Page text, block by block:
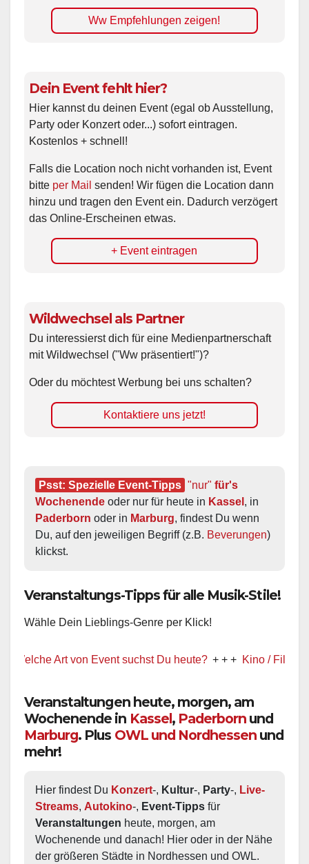
Ww Empfehlungen zeigen!
Dein Event fehlt hier?
Hier kannst du deinen Event (egal ob Ausstellung,
Party oder Konzert oder...) sofort eintragen.
Kostenlos + schnell!
Falls die Location noch nicht vorhanden ist, Event
bitte per Mail senden! Wir fügen die Location dann
hinzu und tragen den Event ein. Dadurch verzögert
das Online-Erscheinen etwas.
+ Event eintragen
Wildwechsel als Partner
Du interessierst dich für eine Medienpartnerschaft
mit Wildwechsel ("Ww präsentiert!")?
Oder du möchtest Werbung bei uns schalten?
Kontaktiere uns jetzt!
Psst: Spezielle Event-Tipps "nur" für's
Wochenende oder nur für heute in Kassel
Paderborn oder in Marburg, findest Du wenn
Du, auf den jeweiligen Begriff (z.B. Beverungen)
klickst.
Veranstaltungs-Tipps für alle Musik-Stile!
Wähle Dein Lieblings-Genre per Klick!
Art von Event suchst Du heute? + + + Kino / Film + + +
Veranstaltungen heute, morgen, am
Wochenende in Kassel, Paderborn und
Marburg. Plus OWL und Nordhessen und
mehr!
Hier findest Du Konzert-, Kultur-, Party-, Live-
Streams, Autokino-, Event-Tipps
Veranstaltungen heute, morgen, am
Wochenende und danach! Hier oder in der Nähe
der größeren Städte in Nordhessen und OWL.